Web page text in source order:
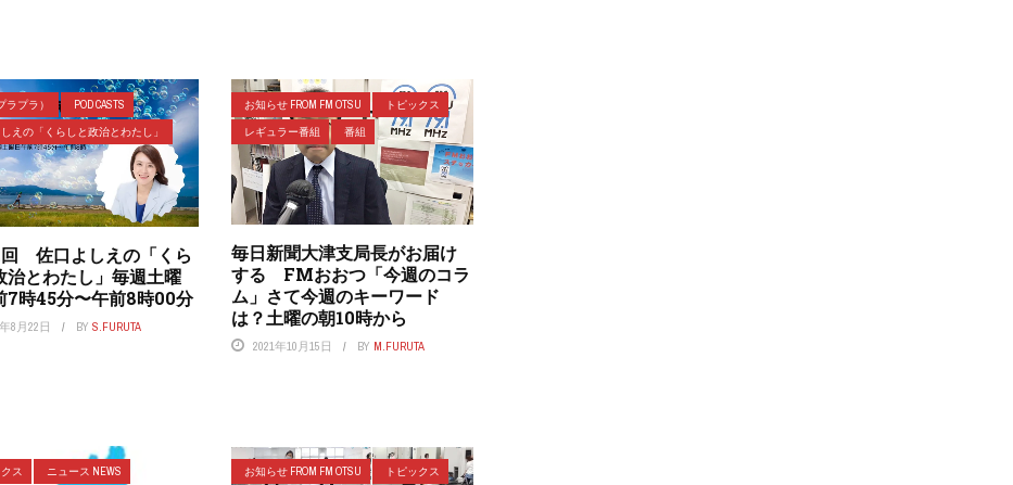
ラプラ）
POD CASTS
えの「くらしと政治とわたし」
佐口よしえの「くら
治とわたし」毎週土曜
7時45分〜午前8時00分
8月22日 BYS.FURUTA
お知らせ FROM FM OTSU
トピックス
レギュラー番組
番組
毎日新聞大津支局長がお届け
する FMおおつ「今週のコラ
ム」さて今週のキーワード
は？土曜の朝10時から
2021年10月15日 BY M.FURUTA
ス ニュース NEWS お知らせ FROM FM OTSU
トピックス